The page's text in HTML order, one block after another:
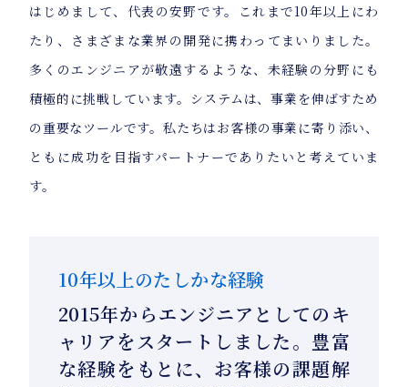
はじめまして、代表の安野です。これまで10年以上にわ
たり、さまざまな業界の開発に携わってまいりました。
多くのエンジニアが敬遠するような、未経験の分野にも
積極的に挑戦しています。システムは、事業を伸ばすため
の重要なツールです。私たちはお客様の事業に寄り添い、
ともに成功を目指すパートナーでありたいと考えていま
す。
10年以上のたしかな経験
2015年からエンジニアとしてのキ
ャリアをスタートしました。豊富
な経験をもとに、お客様の課題解